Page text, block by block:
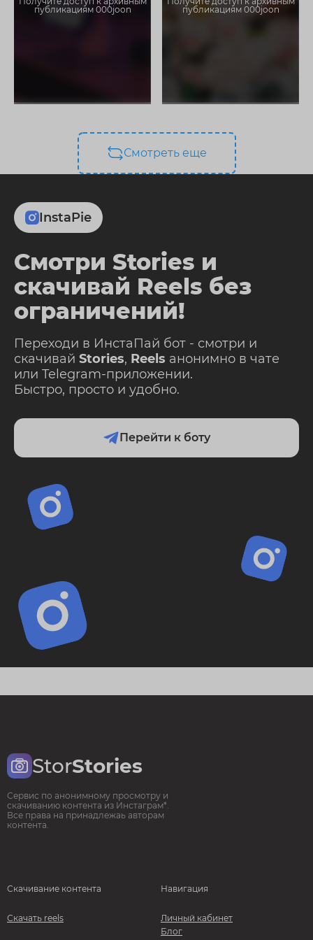
публикациям 000joon
публикациям 000joon
Смотреть еще
InstaPie
Смотри Stories и
скачивай Reels без
ограничений!
Переходи в ИнстаПай бот - смотри и
скачивай Stories, Reels анонимно в чате
или Telegram-приложении.
Быстро, просто и удобно.
Перейти к боту
StorStories
Сервис по анонимному просмотру и
скачиванию контента из Инстаграм*.
Все права на принадлежаь авторам
контента.
Скачивание контента
Скачать reels
Навигация
Личный кабинет
Блог